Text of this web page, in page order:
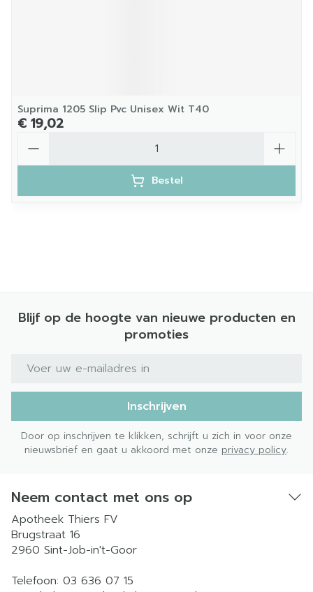
Suprima 1205 Slip Pvc Unisex Wit T40
€ 19,02
Bestel
Blijf op de hoogte van nieuwe producten en
promoties
E-mail adres
Inschrijven
Door op inschrijven te klikken, schrijft u zich in voor onze
nieuwsbrief en gaat u akkoord met onze privacy policy.
Neem contact met ons op
Apotheek Thiers FV
Brugstraat 16
2960 Sint-Job-in't-Goor
Telefoon: 03 636 07 15